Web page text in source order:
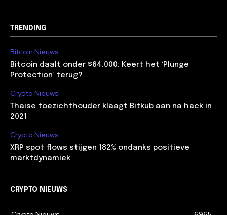
TRENDING
Bitcoin Nieuws
Bitcoin daalt onder $64.000: Keert het ‘Plunge
Protection’ terug?
Crypto Nieuws
Thaise toezichthouder klaagt Bitkub aan na hack in
2021
Crypto Nieuws
XRP spot flows stijgen 182% ondanks positieve
marktdynamiek
CRYPTO NIEUWS